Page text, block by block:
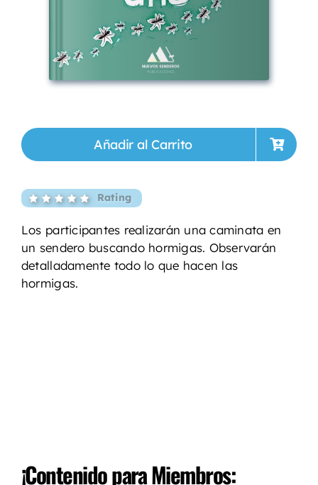
Añadir al Carrito
Rating
Los participantes realizarán una caminata en
un sendero buscando hormigas. Observarán
detalladamente todo lo que hacen las
hormigas.
¡Contenido para Miembros: